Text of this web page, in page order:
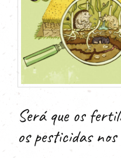
Será que os
os pesticidas